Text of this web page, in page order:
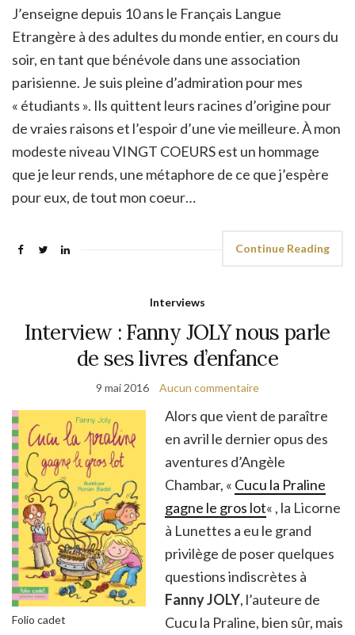
J’enseigne depuis 10 ans le Français Langue
Etrangère à des adultes du monde entier, en cours du
soir, en tant que bénévole dans une association
parisienne. Je suis pleine d’admiration pour mes
« étudiants ». Ils quittent leurs racines d’origine pour
de vraies raisons et l’espoir d’une vie meilleure. À mon
modeste niveau VINGT COEURS est un hommage
que je leur rends, une métaphore de ce que j’espère
pour eux, de tout mon coeur…
Continue Reading
Interviews
Interview : Fanny JOLY nous parle
de ses livres d’enfance
9 mai 2016 Aucun commentaire
Folio cadet
Alors que vient de paraître
en avril le dernier opus des
aventures d’Angèle
Chambar, « Cucu la Praline
gagne le gros lot« , la Licorne
à Lunettes a eu le grand
privilège de poser quelques
questions indiscrètes à
Fanny JOLY, l’auteure de
Cucu la Praline, bien sûr, mais